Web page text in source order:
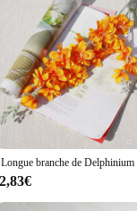
for years to come.
2,83€